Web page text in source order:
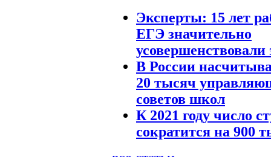
Эксперты: 15 лет
ЕГЭ значительно
усовершенствовали
В России
20 тысяч
советов школ
К 2021 году число
сократится на 900